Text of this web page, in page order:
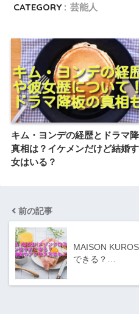
CATEGORY : 芸能人
キム・ヨンデの経歴とドラマ
真相は？イケメンだけど結婚
女はいる？
前の記事
MAISON
できる？…